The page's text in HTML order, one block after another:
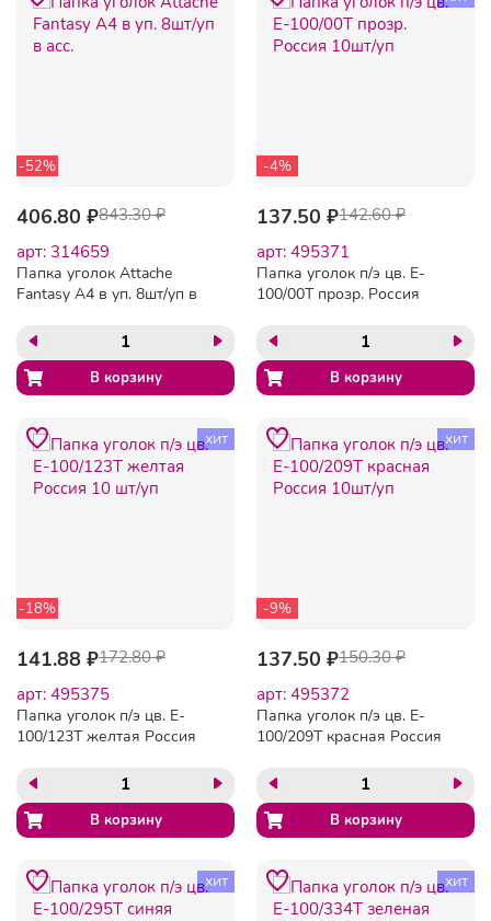
-52%
406.80 ₽843.30 ₽
арт: 314659
Папка уголок Attache
Fantasy А4 в уп. 8шт/уп в
-4%
137.50 ₽142.60 ₽
арт: 495371
Папка уголок п/э цв. E-
100/00T прозр. Россия
-18%
хит
141.88 ₽172.80 ₽
арт: 495375
Папка уголок п/э цв. E-
100/123T желтая Россия
-9%
хит
137.50 ₽150.30 ₽
арт: 495372
Папка уголок п/э цв. E-
100/209T красная Россия
хит хит